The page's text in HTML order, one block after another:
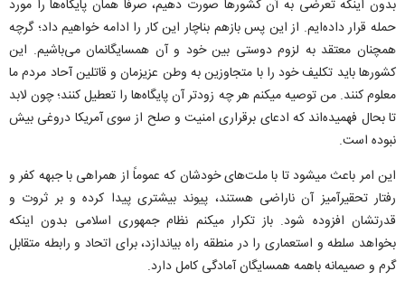
بدون اینکه تعرضی به آن کشور‌ها صورت دهیم، صرفاً همان پایگاه‌ها را مورد
حمله قرار داده‌ایم. از این پس بازهم بناچار این کار را ادامه خواهیم داد؛ گرچه
همچنان معتقد به لزوم دوستی بین خود و آن همسایگانمان می‌باشیم. این
کشور‌ها باید تکلیف خود را با متجاوزین به وطن عزیزمان و قاتلین آحاد مردم ما
معلوم کنند. من توصیه میکنم هر چه زودتر آن پایگاه‌ها را تعطیل کنند؛ چون لابد
تا بحال فهمیده‌اند که ادعای برقراری امنیت و صلح از سوی آمریکا دروغی بیش
نبوده است.
این امر باعث میشود تا با ملت‌های خودشان که عموماً از همراهی با جبهه کفر و
رفتار تحقیرآمیز آن ناراضی هستند، پیوند بیشتری پیدا کرده و بر ثروت و
قدرتشان افزوده شود. باز تکرار میکنم نظام جمهوری اسلامی بدون اینکه
بخواهد سلطه و استعماری را در منطقه راه بیاندازد، برای اتحاد و رابطه متقابل
گرم و صمیمانه باهمه همسایگان آمادگی کامل دارد.